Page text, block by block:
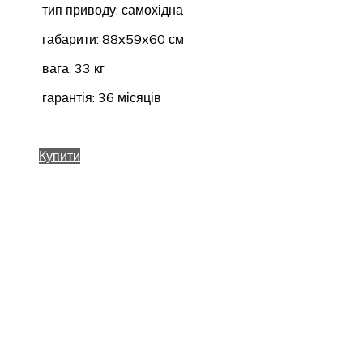
тип приводу: самохідна
габарити: 88x59x60 см
вага: 33 кг
гарантія: 36 місяців
Купити